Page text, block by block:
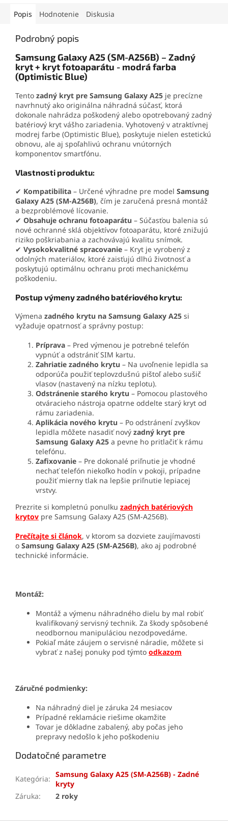
reguláciu jasu.
Popis Hodnotenie Diskusia
Podrobný popis
Samsung Galaxy A25 (SM-A256B) – Zadný
kryt + kryt fotoaparátu - modrá farba
(Optimistic Blue)
Tento zadný kryt pre Samsung Galaxy A25 je precízne
navrhnutý ako originálna náhradná súčasť, ktorá
dokonale nahrádza poškodený alebo opotrebovaný zadný
batériový kryt vášho zariadenia. Vyhotovený v atraktívnej
modrej farbe (Optimistic Blue), poskytuje nielen estetickú
obnovu, ale aj spoľahlivú ochranu vnútorných
komponentov smartfónu.
Vlastnosti produktu:
✔ Kompatibilita – Určené výhradne pre model Samsung
Galaxy A25 (SM-A256B), čím je zaručená presná montáž
a bezproblémové lícovanie.
✔ Obsahuje ochranu fotoaparátu – Súčasťou balenia sú
nové ochranné sklá objektívov fotoaparátu, ktoré znižujú
riziko poškriabania a zachovávajú kvalitu snímok.
✔ Vysokokvalitné spracovanie – Kryt je vyrobený z
odolných materiálov, ktoré zaisťujú dlhú životnosť a
poskytujú optimálnu ochranu proti mechanickému
poškodeniu.
Postup výmeny zadného batériového krytu:
Výmena zadného krytu na Samsung Galaxy A25 si
vyžaduje opatrnosť a správny postup:
Príprava – Pred výmenou je potrebné telefón
vypnúť a odstrániť SIM kartu.
Zahriatie zadného krytu – Na uvoľnenie lepidla sa
odporúča použiť teplovzdušnú pištoľ alebo sušič
vlasov (nastavený na nízku teplotu).
Odstránenie starého krytu – Pomocou plastového
otváracieho nástroja opatrne oddelte starý kryt od
rámu zariadenia.
Aplikácia nového krytu – Po odstránení zvyškov
lepidla môžete nasadiť nový zadný kryt pre
Samsung Galaxy A25 a pevne ho pritlačiť k rámu
telefónu.
Zafixovanie – Pre dokonalé priľnutie je vhodné
nechať telefón niekoľko hodín v pokoji, prípadne
použiť mierny tlak na lepšie priľnutie lepiacej
vrstvy.
Prezrite si kompletnú ponulku zadných batériových
krytov pre Samsung Galaxy A25 (SM-A256B).
Prečítajte si článok, v ktorom sa dozviete zaujímavosti
o Samsung Galaxy A25 (SM-A256B), ako aj podrobné
technické informácie.
Montáž:
Montáž a výmenu náhradného dielu by mal robiť
kvalifikovaný servisný technik. Za škody spôsobené
neodbornou manipuláciou nezodpovedáme.
Pokiaľ máte záujem o servisné náradie, môžete si
vybrať z našej ponuky pod týmto odkazom
Záručné podmienky:
Na náhradný diel je záruka 24 mesiacov
Prípadné reklamácie riešime okamžite
Tovar je dôkladne zabalený, aby počas jeho
prepravy nedošlo k jeho poškodeniu
Dodatočné parametre
Kategória: Samsung Galaxy A25 (SM-A256B) - Zadné
kryty
Záruka: 2 roky